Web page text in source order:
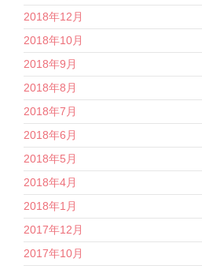
2018年12月
2018年10月
2018年9月
2018年8月
2018年7月
2018年6月
2018年5月
2018年4月
2018年1月
2017年12月
2017年10月